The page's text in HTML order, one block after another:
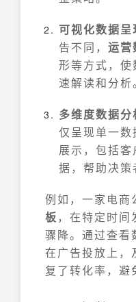
可视化数据呈
告不同， 运营
形等方式，
速解读和分析
多维度数据分
仅呈现单一
展示，包括
据，帮助决策
例如，一家电商
板 ，在特定时
骤降。通过查看
在广告投放上，
复了转化率，避